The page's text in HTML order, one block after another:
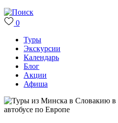
0
Туры
Экскурсии
Календарь
Блог
Акции
Афиша